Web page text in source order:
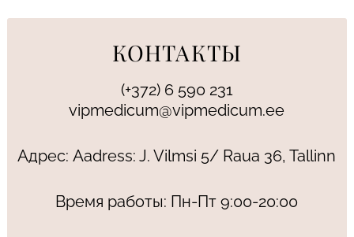
КОНТАКТЫ
(+372) 6 590 231
vipmedicum@vipmedicum.ee
Адрес: Aadress: J. Vilmsi 5/ Raua 36, Tallinn
Время работы: Пн-Пт 9:00-20:00